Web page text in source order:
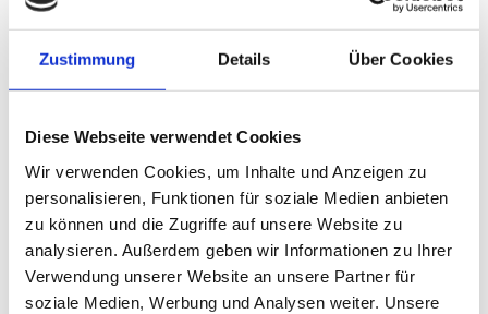
Zustimmung Details Über Cookies
Diese Webseite verwendet Cookies
Wir verwenden Cookies, um Inhalte und Anzeigen zu
personalisieren, Funktionen für soziale Medien anbieten
zu können und die Zugriffe auf unsere Website zu
analysieren. Außerdem geben wir Informationen zu Ihrer
Verwendung unserer Website an unsere Partner für
soziale Medien, Werbung und Analysen weiter. Unsere
Auf der Messe hat Zerova einen Prototyp seiner neuen 480kW
Welt gehört. (Bei der Berechnung wurde die Batteriegröße eines
So wird ein Fahrzeug in zehn Minuten vollständig aufgeladen und
in weniger als fünf Minuten wird eine Reichweite von 150 km
erzielt. Das Vierfach-Ladegerät der vierten Generation kann
sowohl für Pkw als auch für Nutzfahrzeuge verwendet werden
und unterstützt die wichtigsten Ladestandards CCS-1, CCS-2,